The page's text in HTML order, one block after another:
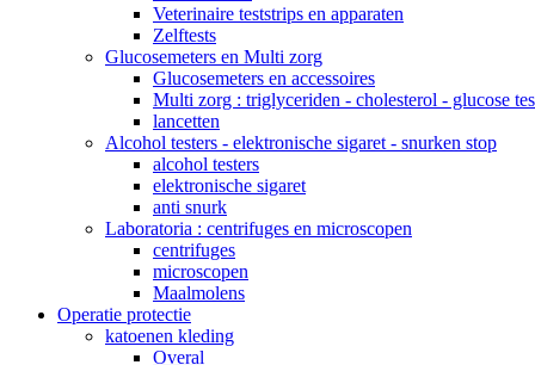
Veterinaire teststrips en apparaten
Zelftests
Glucosemeters en Multi zorg
Glucosemeters en accessoires
Multi zorg : triglyceriden - cholesterol - glucose
lancetten
Alcohol testers - elektronische sigaret - snurken stop
alcohol testers
elektronische sigaret
anti snurk
Laboratoria : centrifuges en microscopen
centrifuges
microscopen
Maalmolens
Operatie protectie
katoenen kleding
Overal